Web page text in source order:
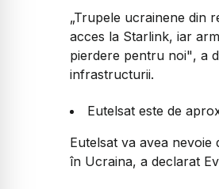
„Trupele ucrainene din
acces la Starlink, iar
pierdere pentru noi", a
infrastructurii.
Eutelsat este de
Eutelsat va avea
în Ucraina, a declarat